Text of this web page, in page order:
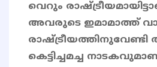
വെറും
അവരുടെ ഇമാമാത്ത്
കെട്ടിച്ചമച്ച